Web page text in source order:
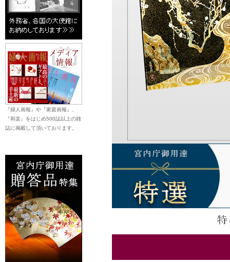
『婦人画報』や『家庭画報』、
『和楽』をはじめ500誌以上の雑
誌に掲載して頂いております。